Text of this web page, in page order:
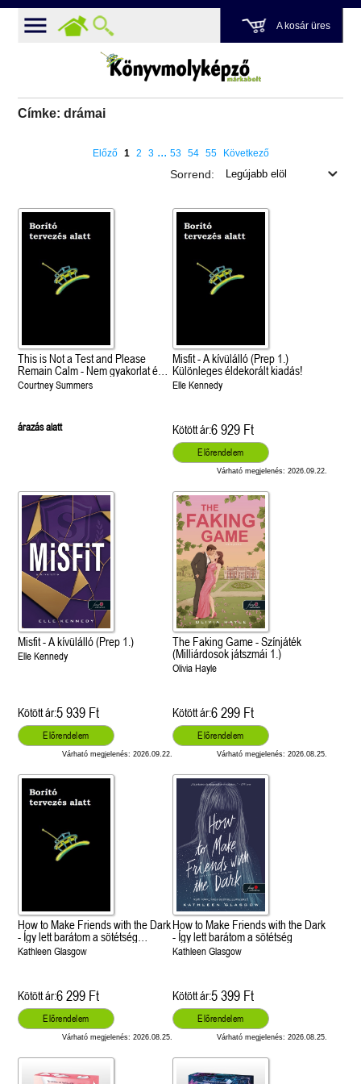
A kosár üres
Címke: drámai
olvasható!
dicsőség (Az Előhírnök-trilógia
Különleges éldekorált kiadás!
Előző 1 2 3 ... 53 54 55 Következő
Sorrend:
This is Not a Test and Please
Remain Calm - Nem gyakorlat és
Kérjük, maradjanak higgadtak!
Courtney Summers
árazás alatt
Misfit - A kívülálló (Prep 1.)
Különleges éldekorált kiadás!
Elle Kennedy
Kötött ár:6 929 Ft
Előrendelem
Várható megjelenés: 2026.09.22.
Misfit - A kívülálló (Prep 1.)
Elle Kennedy
Kötött ár:5 939 Ft
Előrendelem
Várható megjelenés: 2026.09.22.
The Faking Game - Színjáték
(Milliárdosok játszmái 1.)
Olivia Hayle
Kötött ár:6 299 Ft
Előrendelem
Várható megjelenés: 2026.08.25.
How to Make Friends with the Dark
- Így lett barátom a sötétség
(Különleges éldekorált kiadás!)
Kathleen Glasgow
Kötött ár:6 299 Ft
Előrendelem
Várható megjelenés: 2026.08.25.
How to Make Friends with the Dark
- Így lett barátom a sötétség
Kathleen Glasgow
Kötött ár:5 399 Ft
Előrendelem
Várható megjelenés: 2026.08.25.